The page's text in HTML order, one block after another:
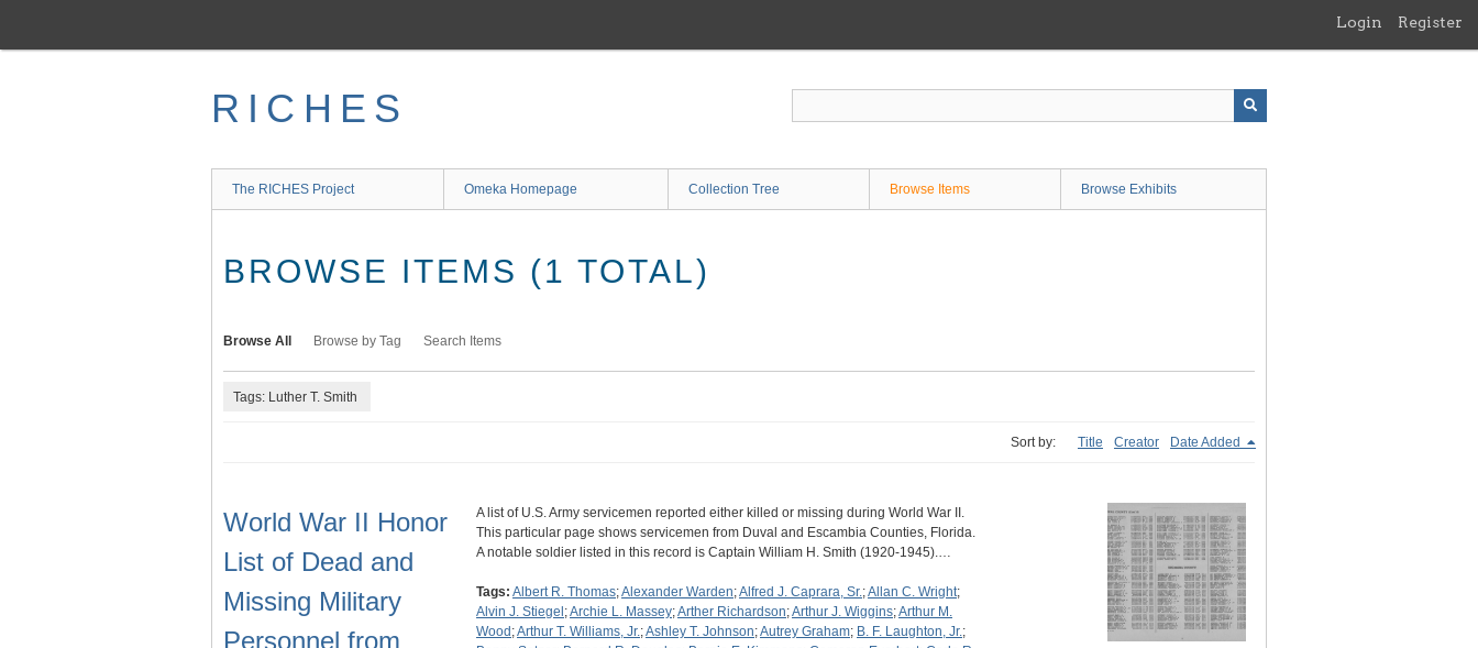
main
Login Register
RICHES
The RICHES Project Omeka Homepage Collection Tree Browse Items Browse Exhibits
BROWSE ITEMS (1 TOTAL)
Browse All Browse by Tag Search Items
Tags: Luther T. Smith
Sort by: Title Creator Date Added
World War II Honor
List of Dead and
Missing Military
Personnel from
A list of U.S. Army servicemen reported either killed or missing during World War II.
This particular page shows servicemen from Duval and Escambia Counties, Florida.
A notable soldier listed in this record is Captain William H. Smith (1920-1945).…
Tags: Albert R. Thomas;Alexander Warden;Alfred J. Caprara, Sr.;Allan C. Wright;
Alvin J. Stiegel ;Archie L. Massey;Arther Richardson;Arthur J. Wiggins;Arthur M.
Wood ;Arthur T. Williams, Jr.;Ashley T. Johnson;Autrey Graham; B. F. Laughton, Jr.;